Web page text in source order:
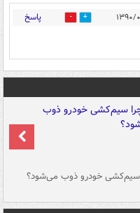
0 پاسخ
سیم‌کشی خودرو ذوب می‌شود؟